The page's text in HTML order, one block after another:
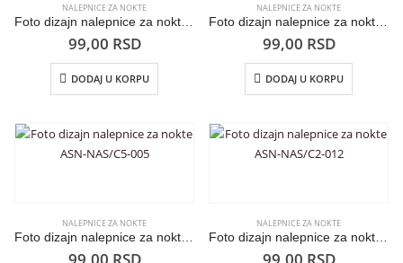
NALEPNICE ZA NOKTE
99,00 RSD
DODAJ U KORPU
NALEPNICE ZA NOKTE
99,00 RSD
DODAJ U KORPU
NALEPNICE ZA NOKTE
Foto dizajn nalepnice za nokte ASN-NAS/C5-005
NALEPNICE ZA NOKTE
Foto dizajn nalepnice za nokte ASN-NAS/C2-012